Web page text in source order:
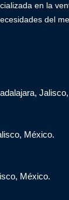
en la
del
México.
México.